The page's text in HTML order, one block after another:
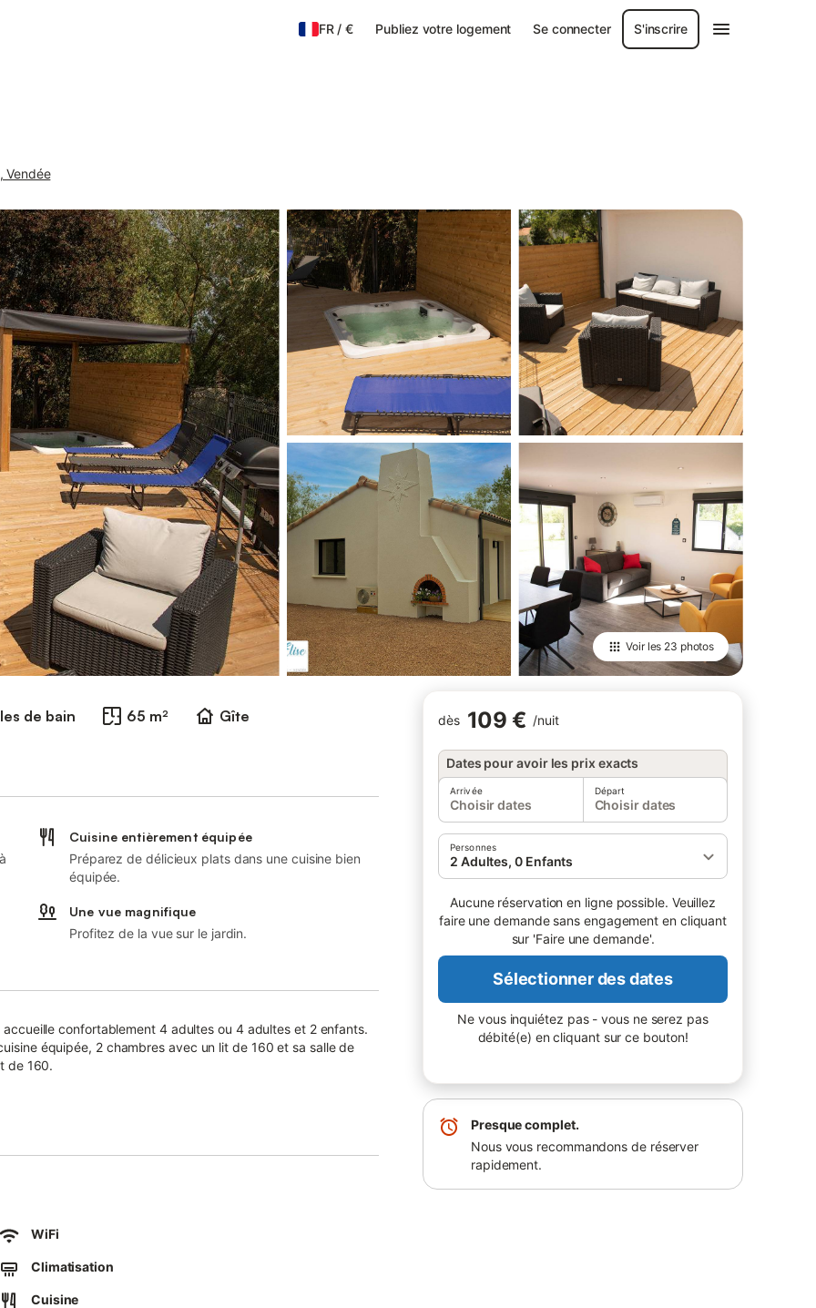
FR/€ Publiez votre logement Se connecter S'inscrire
Vendée
Voir les 23 photos
de bain 65 m²
Gîte
dès 109 € /nuit
Dates pour avoir les prix exacts
Arrivée
Choisir dates
Départ
Choisir dates
Personnes
2 Adultes, 0 Enfants
Aucune réservation en ligne possible. Veuillez
faire une demande sans engagement en cliquant
sur 'Faire une demande'.
Sélectionner des dates
Ne vous inquiétez pas - vous ne serez pas
débité(e) en cliquant sur ce bouton!
Presque complet.
Nous vous recommandons de réserver
rapidement.
Cuisine entièrement équipée
Préparez de délicieux plats dans une cuisine bien
équipée.
Une vue magnifique
Profitez de la vue sur le jardin.
accueille confortablement 4 adultes ou 4 adultes et 2 enfants.
équipée, 2 chambres avec un lit de 160 et sa salle de
de 160.
clôturée.
venez découvrir la belle plage de Saint-Jean-de-Monts, à 4
plaque de cuisson à induction, four électrique, micro-
cheveux, …
WiFi
Climatisation
Cuisine